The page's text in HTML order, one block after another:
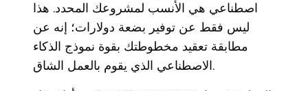
اصطناعي هي الأنسب لمشروعك المحدد. هذا
ليس فقط عن توفير بضعة دولارات؛ إنه عن
مطابقة تعقيد مخطوطتك بقوة نموذج الذكاء
الاصطناعي الذي يقوم بالعمل الشاق.